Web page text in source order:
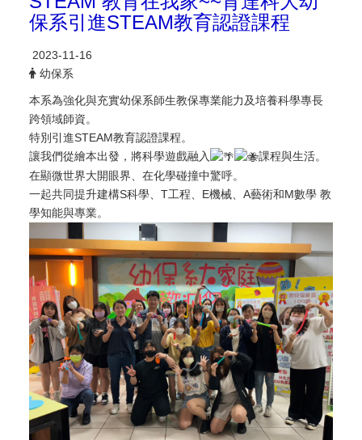
保系引進STEAM教育認證課程
2023-11-16
幼保系
本系為強化與充實幼保系師生教保專業能力及培養科學專長
跨領域師資。
特別引進STEAM教育認證課程。
讓我們從繪本出發，將科學遊戲融入
課程與生活。
在顯微世界大開眼界、在化學碰撞中驚呼。
一起共同提升建構S科學、T工程、E機械、A藝術和M數學 教
學知能與專業。